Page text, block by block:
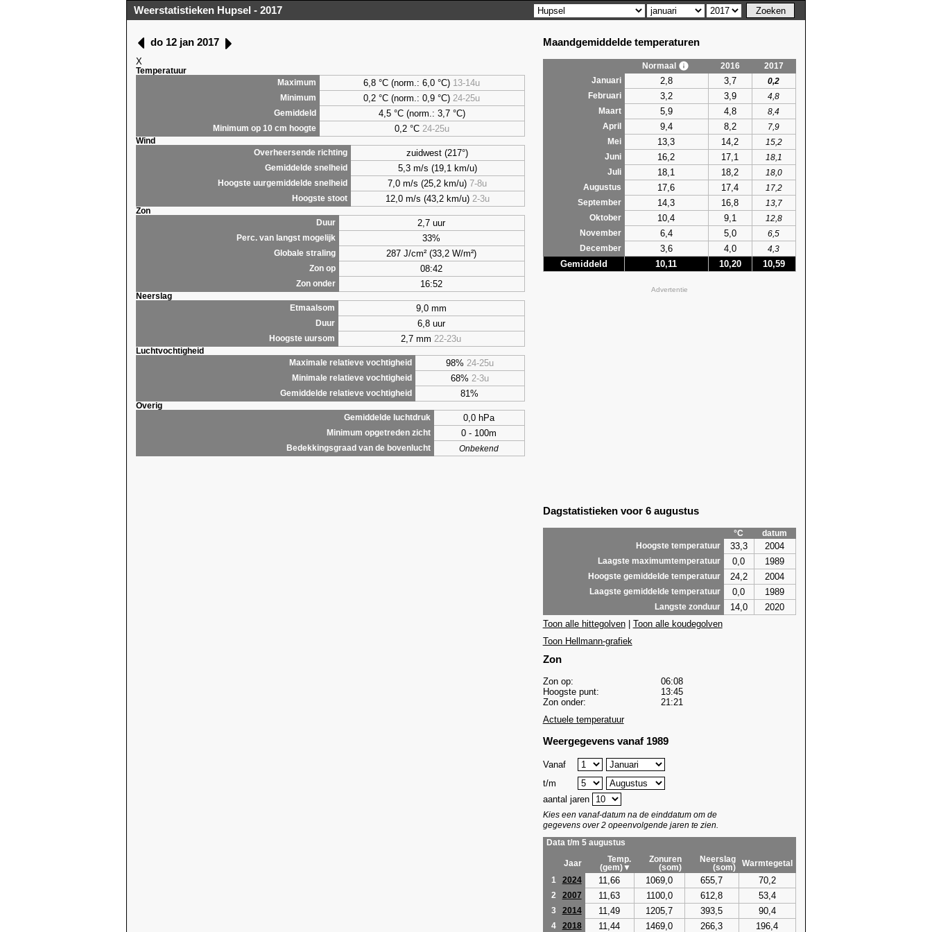
Weerstatistieken Hupsel - 2017
do 12 jan 2017
X
Temperatuur
Maximum
6,8 °C (norm.: 6,0 °C) 13-14u
Minimum 0,2 °C (norm.: 0,9 °C) 24-25u
Gemiddeld 4,5 °C (norm.: 3,7 °C)
Minimum op 10 cm hoogte 0,2 °C 24-25u
Wind
Overheersende richting
zuidwest (217°)
Gemiddelde snelheid 5,3 m/s (19,1 km/u)
Hoogste uurgemiddelde snelheid 7,0 m/s (25,2 km/u)7-8u
Hoogste stoot 12,0 m/s (43,2 km/u) 2-3u
Zon
Duur
2,7 uur
Perc. van langst mogelijk 33%
Globale straling 287 J/cm² (33,2 W/m²)
Zon op 08:42
Zon onder 16:52
Neerslag
Etmaalsom
9,0 mm
Duur 6,8 uur
Hoogste uursom 2,7 mm 22-23u
Luchtvochtigheid
Maximale relatieve vochtigheid
98% 24-25u
Minimale relatieve vochtigheid 68% 2-3u
Gemiddelde relatieve vochtigheid 81%
Overig
Gemiddelde luchtdruk
0,0 hPa
Minimum opgetreden zicht 0 - 100m
Bedekkingsgraad van de bovenlucht Onbekend
Maandgemiddelde temperaturen
Normaal 2016
2017
Januari
2,8 3,7
0,2
Februari
3,2 3,9
4,8
Maart
5,9 4,8
8,4
April
9,4 8,2
7,9
Mei
13,3 14,2
15,2
Juni
16,2 17,1
18,1
Juli
18,1 18,2
18,0
Augustus
17,6 17,4
17,2
September
14,3 16,8
13,7
Oktober
10,4 9,1
12,8
November
6,4 5,0
6,5
December
3,6 4,0 4,3
Gemiddeld 10,11 10,20 10,59
Advertentie
Dagstatistieken voor 6 augustus
°C
datum
Hoogste temperatuur
33,3 2004
Laagste maximumtemperatuur 0,0 1989
Hoogste gemiddelde temperatuur 24,2 2004
Laagste gemiddelde temperatuur 0,0 1989
Langste zonduur 14,0
2020
Toon alle hittegolven| Toon alle koudegolven
Toon Hellmann-grafiek
Zon
Zon op:
06:08
Hoogste punt:
13:45
Zon onder:
21:21
Actuele temperatuur
Weergegevens vanaf 1989
Vanaf
t/m
aantal jaren
Kies een vanaf-datum na de einddatum om de
gegevens over 2 opeenvolgende jaren te zien.
Data t/m 5 augustus
Jaar
Temp.
(gem)▼
Zonuren
(som)
Neerslag
(som)
Warmtegetal
1
2024 11,66 1069,0 655,7 70,2
2 2007 11,63 1100,0 612,8 53,4
3 2014 11,49 1205,7 393,5 90,4
4 2018 11,44 1469,0 266,3 196,4